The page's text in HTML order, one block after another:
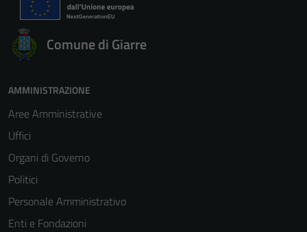
Comune di Giarre
AMMINISTRAZIONE
Aree Amministrative
Uffici
Organi di Governo
Politici
Personale Amministrativo
Enti e Fondazioni